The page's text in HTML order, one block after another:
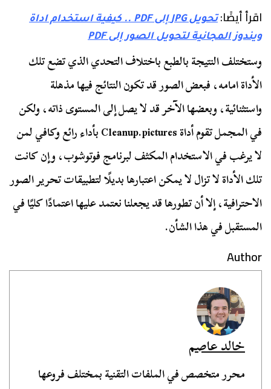
اقرأ أيضًا:
تحويل JPG إلى PDF .. كيفية استخدام اداة
ويندوز المجانية لتحويل الصور إلى PDF
وستختلف النتيجة بالطبع باختلاف التحدي الذي تضع تلك
الأداة امامه، فبعض الصور قد تكون النتائج فيها مذهلة
واستثنائية، وبعضها الآخر قد لا يصل إلى المستوى ذاته، ولكن
في المجمل تقوم أداة Cleanup.pictures بأداء رائع وكافي لمن
لا يرغب في الاستخدام المكثف لبرنامج فوتوشوب، وإن كانت
تلك الأداة لا تزال لا يمكن اعتبارها بديلًا لتطبيقات تحرير الصور
الاحترافية، إلا أن تطورها قد يجعلنا نعتمد عليها اعتمادًا كليًا في
المستقبل في هذا الشأن.
Author
خالد عاصم
محرر متخصص في الملفات التقنية بمختلف فروعها